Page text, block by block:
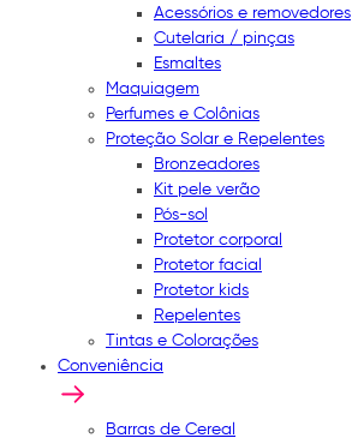
Acessórios e removedores
Cutelaria / pinças
Esmaltes
Maquiagem
Perfumes e Colônias
Proteção Solar e Repelentes
Bronzeadores
Kit pele verão
Pós-sol
Protetor corporal
Protetor facial
Protetor kids
Repelentes
Tintas e Colorações
Conveniência
Barras de Cereal